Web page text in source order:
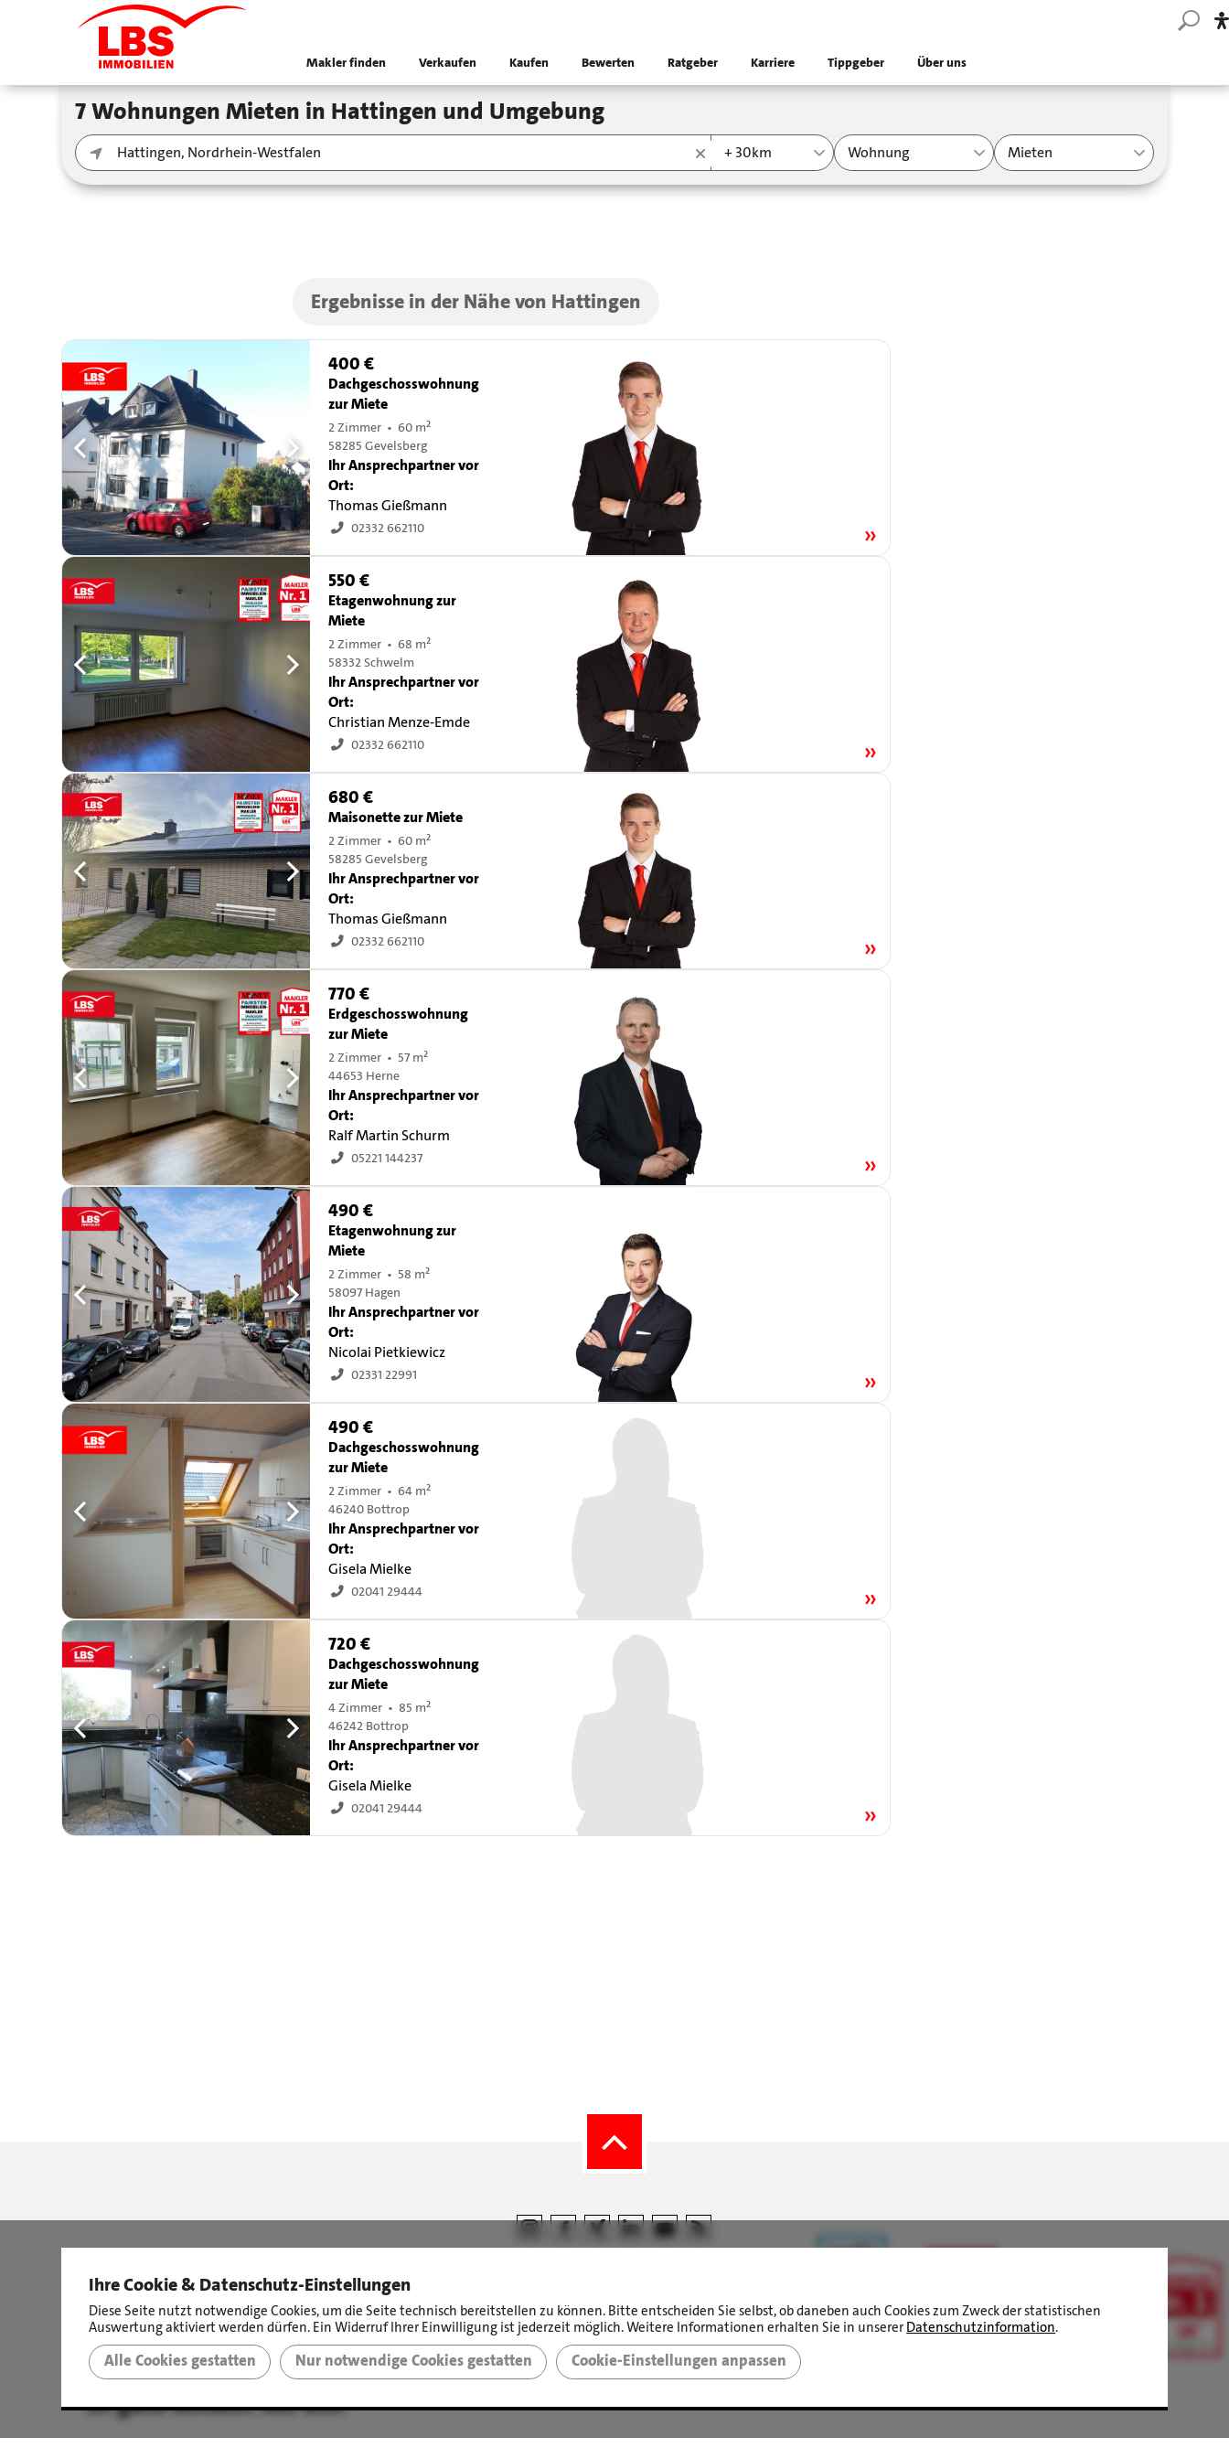
Makler finden Verkaufen Kaufen Bewerten Ratgeber Karriere Tippgeber Über uns
7 Wohnungen Mieten in Hattingen und Umgebung
+ 30km Wohnung Mieten
Ergebnisse in der Nähe von Hattingen
400 €
Dachgeschosswohnung
zur Miete
2 Zimmer • 60 m²
58285 Gevelsberg
Ihr Ansprechpartner vor
Ort:
Thomas Gießmann
02332 662110
550 €
Etagenwohnung zur
Miete
2 Zimmer • 68 m²
58332 Schwelm
Ihr Ansprechpartner vor
Ort:
Christian Menze-Emde
02332 662110
680 €
Maisonette zur Miete
2 Zimmer • 60 m²
58285 Gevelsberg
Ihr Ansprechpartner vor
Ort:
Thomas Gießmann
02332 662110
770 €
Erdgeschosswohnung
zur Miete
2 Zimmer • 57 m²
44653 Herne
Ihr Ansprechpartner vor
Ort:
Ralf Martin Schurm
05221 144237
490 €
Etagenwohnung zur
Miete
2 Zimmer • 58 m²
58097 Hagen
Ihr Ansprechpartner vor
Ort:
Nicolai Pietkiewicz
02331 22991
490 €
Dachgeschosswohnung
zur Miete
2 Zimmer • 64 m²
46240 Bottrop
Ihr Ansprechpartner vor
Ort:
Gisela Mielke
02041 29444
720 €
Dachgeschosswohnung
zur Miete
4 Zimmer • 85 m²
46242 Bottrop
Ihr Ansprechpartner vor
Ort:
Gisela Mielke
02041 29444
Immobilien verkaufen?
Ist ganz einfach. Mit uns.
©LBS Immobilien GmbH NordWest|Impressum|
Sicherheit & Datenschutz
LBS Immobilien GmbH NordWesthat4,87von5Sternen
|2510Bewertungen auf ProvenExpert.com
Ihre Cookie & Datenschutz-Einstellungen
Diese Seite nutzt notwendige Cookies, um die Seite technisch bereitstellen zu können. Bitte entscheiden Sie selbst, ob daneben auch Cookies zum Zweck der statistischen
Auswertung aktiviert werden dürfen. Ein Widerruf Ihrer Einwilligung ist jederzeit möglich. Weitere Informationen erhalten Sie in unserer Datenschutzinformation.
Alle Cookies gestatten Nur notwendige Cookies gestatten Cookie-Einstellungen anpassen